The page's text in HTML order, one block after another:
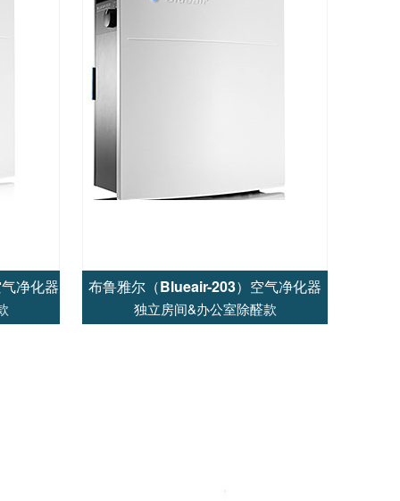
净化器 布鲁雅尔（Blueair-203）空气净化器
独立房间&办公室除醛款